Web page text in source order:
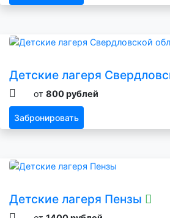
Детские лагеря
от 800 рублей
Забронировать
Детские лагеря Пензы